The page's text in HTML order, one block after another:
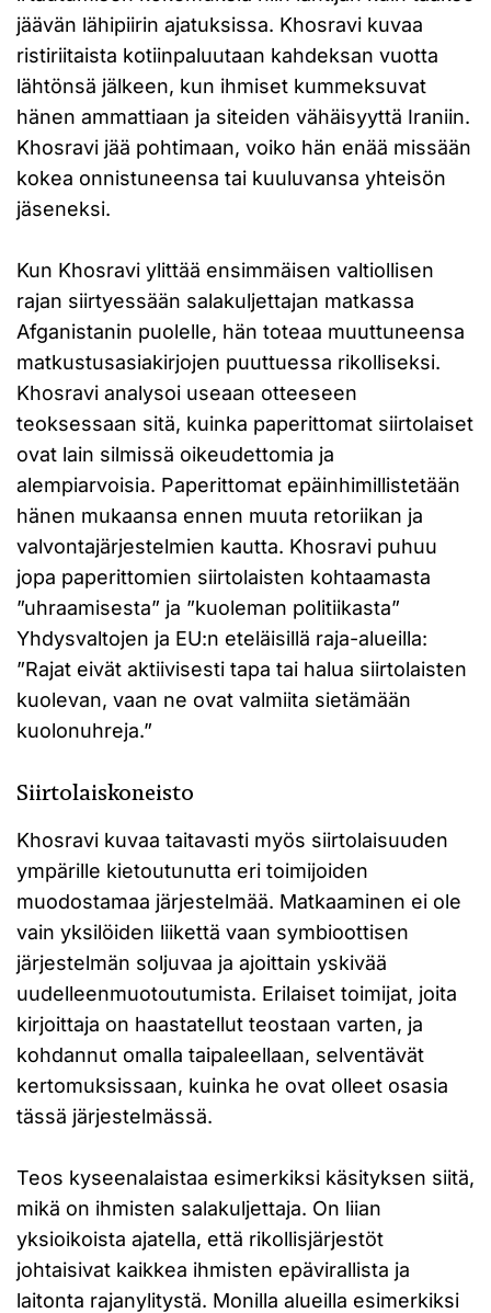
jäävän lähipiirin ajatuksissa. Khosravi kuvaa
ristiriitaista kotiinpaluutaan kahdeksan vuotta
lähtönsä jälkeen, kun ihmiset kummeksuvat
hänen ammattiaan ja siteiden vähäisyyttä Iraniin.
Khosravi jää pohtimaan, voiko hän enää missään
kokea onnistuneensa tai kuuluvansa yhteisön
jäseneksi.
Kun Khosravi ylittää ensimmäisen valtiollisen
rajan siirtyessään salakuljettajan matkassa
Afganistanin puolelle, hän toteaa muuttuneensa
matkustusasiakirjojen puuttuessa rikolliseksi.
Khosravi analysoi useaan otteeseen
teoksessaan sitä, kuinka paperittomat siirtolaiset
ovat lain silmissä oikeudettomia ja
alempiarvoisia. Paperittomat epäinhimillistetään
hänen mukaansa ennen muuta retoriikan ja
valvontajärjestelmien kautta. Khosravi puhuu
jopa paperittomien siirtolaisten kohtaamasta
”uhraamisesta” ja ”kuoleman politiikasta”
Yhdysvaltojen ja EU:n eteläisillä raja-alueilla:
”Rajat eivät aktiivisesti tapa tai halua siirtolaisten
kuolevan, vaan ne ovat valmiita sietämään
kuolonuhreja.”
Siirtolaiskoneisto
Khosravi kuvaa taitavasti myös siirtolaisuuden
ympärille kietoutunutta eri toimijoiden
muodostamaa järjestelmää. Matkaaminen ei ole
vain yksilöiden liikettä vaan symbioottisen
järjestelmän soljuvaa ja ajoittain yskivää
uudelleenmuotoutumista. Erilaiset toimijat, joita
kirjoittaja on haastatellut teostaan varten, ja
kohdannut omalla taipaleellaan, selventävät
kertomuksissaan, kuinka he ovat olleet osasia
tässä järjestelmässä.
Teos kyseenalaistaa esimerkiksi käsityksen siitä,
mikä on ihmisten salakuljettaja. On liian
yksioikoista ajatella, että rikollisjärjestöt
johtaisivat kaikkea ihmisten epävirallista ja
laitonta rajanylitystä. Monilla alueilla esimerkiksi